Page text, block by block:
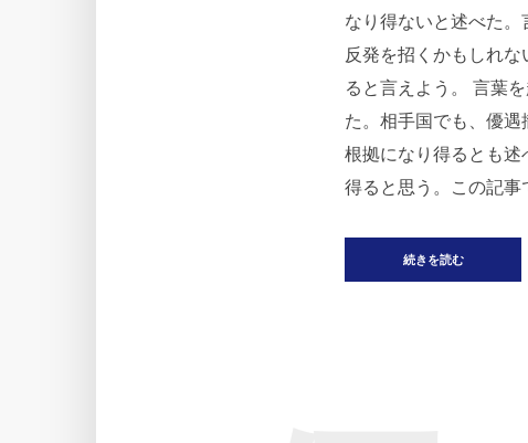
なり得ないと述べた
反発を招くかもしれ
ると言えよう。 言葉
た。相手国でも、優
根拠になり得るとも述
得ると思う。この記事
続きを読む